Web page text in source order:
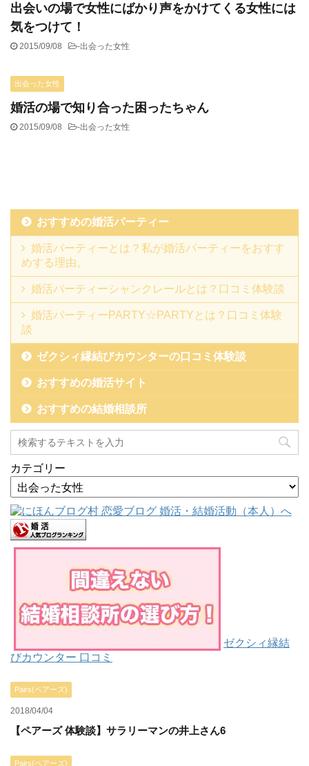
出会いの場で女性にばかり声をかけてくる女性には
気をつけて！
2015/09/08 -出会った女性
出会った女性
婚活の場で知り合った困ったちゃん
2015/09/08 -出会った女性
おすすめの婚活パーティー
婚活パーティーとは？私が婚活パーティーをおすす
めする理由。
婚活パーティーシャンクレールとは？口コミ体験談
婚活パーティーPARTY☆PARTYとは？口コミ体験
談
ゼクシィ縁結びカウンターの口コミ体験談
おすすめの婚活サイト
おすすめの結婚相談所
カテゴリー
ゼクシィ縁結
びカウンター 口コミ
Pairs(ペアーズ)
2018/04/04
【ペアーズ 体験談】サラリーマンの井上さん6
Pairs(ペアーズ)